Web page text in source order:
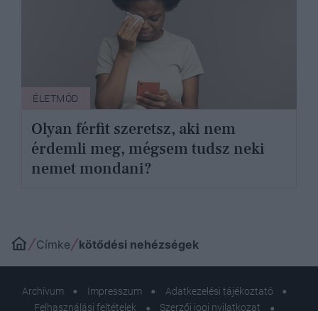
ÉLETMÓD
Olyan férfit szeretsz, aki nem
érdemli meg, mégsem tudsz neki
nemet mondani?
Címke kötődési nehézségek
Archívum Impresszum
Adatkezelési tájékoztató
Felhasználási feltételek
Szerzői jogi nyilatkozat